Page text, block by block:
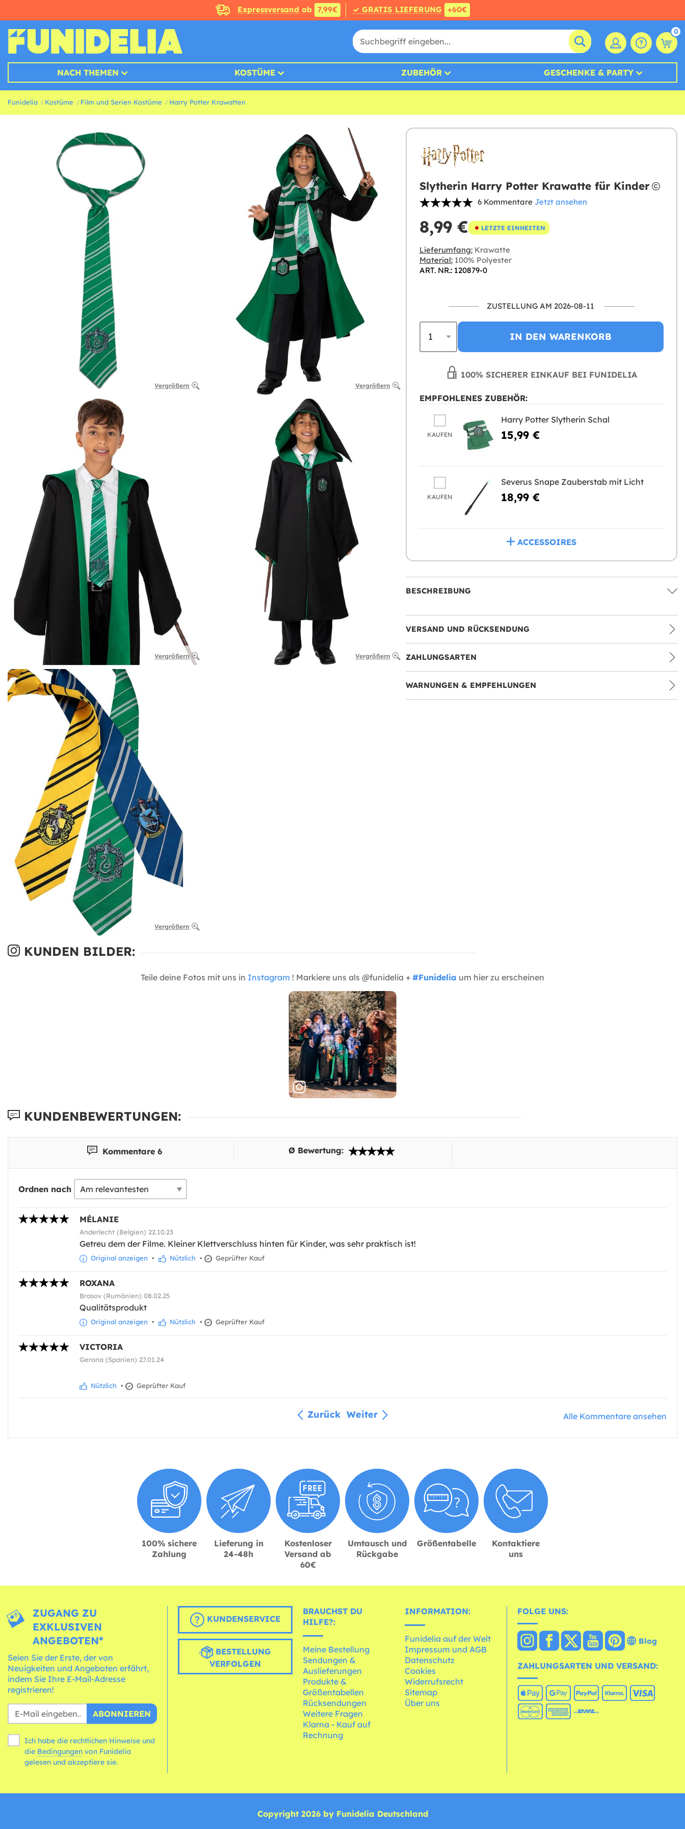
Expressversand ab 7,99€ ✓ GRATIS LIEFERUNG +60€
0
NACH THEMEN KOSTÜME ZUBEHÖR GESCHENKE & PARTY
Funidelia Kostüme Film und Serien Kostüme Harry Potter Krawatten
Vergrößern Vergrößern
Vergrößern Vergrößern
Vergrößern
Slytherin Harry Potter Krawatte für Kinder
6 Kommentare Jetzt ansehen
8,99 € LETZTE EINHEITEN
Lieferumfang:Krawatte
Material:100% Polyester
ART. NR.: 120879-0
ZUSTELLUNG AM 2026-08-11
IN DEN WARENKORB
100% SICHERER EINKAUF BEI FUNIDELIA
EMPFOHLENES ZUBEHÖR:
KAUFEN
Harry Potter Slytherin Schal
15,99 €
KAUFEN
Severus Snape Zauberstab mit Licht
18,99 €
ACCESSOIRES
BESCHREIBUNG
VERSAND UND RÜCKSENDUNG
ZAHLUNGSARTEN
WARNUNGEN & EMPFEHLUNGEN
KUNDEN BILDER:
Teile deine Fotos mit uns in Instagram ! Markiere uns als @funidelia + #Funidelia um hier zu erscheinen
KUNDENBEWERTUNGEN:
Kommentare 6 Ø Bewertung:
Ordnen nach
MÉLANIE
Anderlecht (Belgien) 22.10.23
Getreu dem der Filme. Kleiner Klettverschluss hinten für Kinder, was sehr praktisch ist!
Original anzeigen • Nützlich • Geprüfter Kauf
ROXANA
Brasov (Rumänien) 08.02.25
Qualitätsprodukt
Original anzeigen • Nützlich • Geprüfter Kauf
VICTORIA
Gerona (Spanien) 27.01.24
Nützlich • Geprüfter Kauf
Zurück Weiter Alle Kommentare ansehen
100% sichere
Zahlung
Lieferung in
24-48h
Kostenloser
Versand ab
60€
Umtausch und
Rückgabe
Größentabelle
Kontaktiere
uns
ZUGANG ZU
EXKLUSIVEN
ANGEBOTEN*
Seien Sie der Erste, der von
Neuigkeiten und Angeboten erfährt,
indem Sie Ihre E-Mail-Adresse
registrieren!
ABONNIEREN
Ich habe die rechtlichen Hinweise und
die Bedingungen
gelesen und akzeptiere sie.
KUNDENSERVICE
BESTELLUNG
VERFOLGEN
BRAUCHST DU
HILFE?:
Meine Bestellung
Sendungen &
Auslieferungen
Produkte &
Größentabellen
Rücksendungen
Weitere Fragen
Klarna - Kauf auf
Rechnung
INFORMATION:
Funidelia auf der Welt
Impressum und AGB
Datenschutz
Cookies
Widerrufsrecht
Sitemap
Über uns
FOLGE UNS:
Blog
ZAHLUNGSARTEN UND VERSAND:
Copyright 2026 by Funidelia Deutschland